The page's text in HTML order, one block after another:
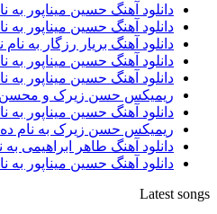
دانلود آهنگ حسین میناپور به
دانلود آهنگ حسین میناپور به
دانلود آهنگ بریار رزگار به نام
دانلود آهنگ حسین میناپور به
دانلود آهنگ حسین میناپور به
ریمیکس حسن زیرک و محسن
دانلود آهنگ حسین میناپور به
ریمیکس حسن زیرک به نام
دانلود آهنگ طاهر ابراهیمی به
دانلود آهنگ حسین میناپور به
Latest songs